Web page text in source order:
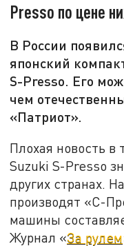
Presso по цене
В России
японский
S-Presso. Его
чем
«Патриот».
Плохая новость в
Suzuki S-Presso
других странах.
производят «С-
машины
Журнал «За рулем